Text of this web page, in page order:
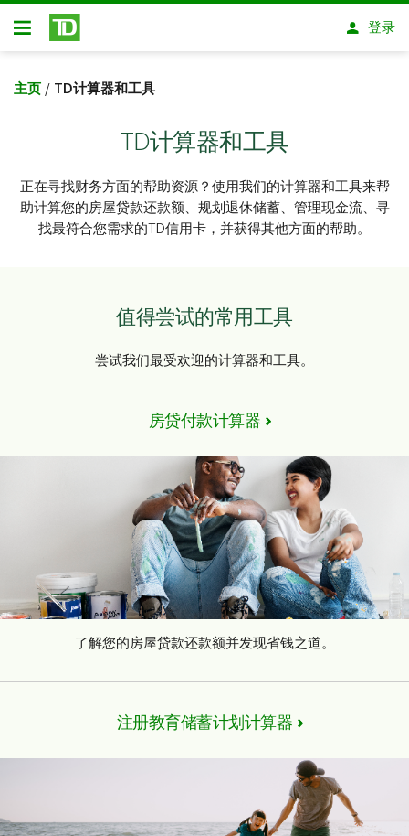
跳转到主要内容
开放式房屋贷款
登录
主页 / TD计算器和工具
TD计算器和工具
正在寻找财务方面的帮助资源？使用我们的计算器和工具来帮
助计算您的房屋贷款还款额、规划退休储蓄、管理现金流、寻
找最符合您需求的TD信用卡，并获得其他方面的帮助。
值得尝试的常用工具
尝试我们最受欢迎的计算器和工具。
房贷付款计算器
了解您的房屋贷款还款额并发现省钱之道。
注册教育储蓄计划计算器